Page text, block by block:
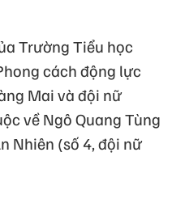
Trường Tiểu học
cách động lực
Mai và đội nữ
về Ngô Quang Tùng
Nhiên (số 4, đội nữ